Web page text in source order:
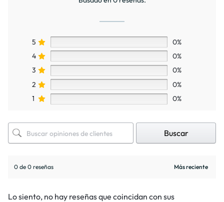
5
0%
4
0%
3
0%
2
0%
1
0%
Buscar
0 de 0 reseñas
Lo siento, no hay reseñas que coincidan con sus